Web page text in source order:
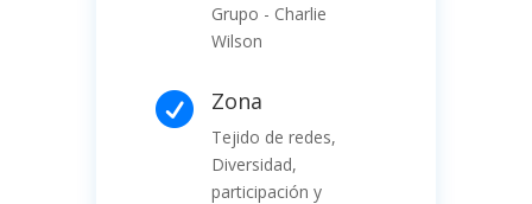
Grupo - Charlie
Wilson
 Zona
Tejido de redes,
Diversidad,
participación y